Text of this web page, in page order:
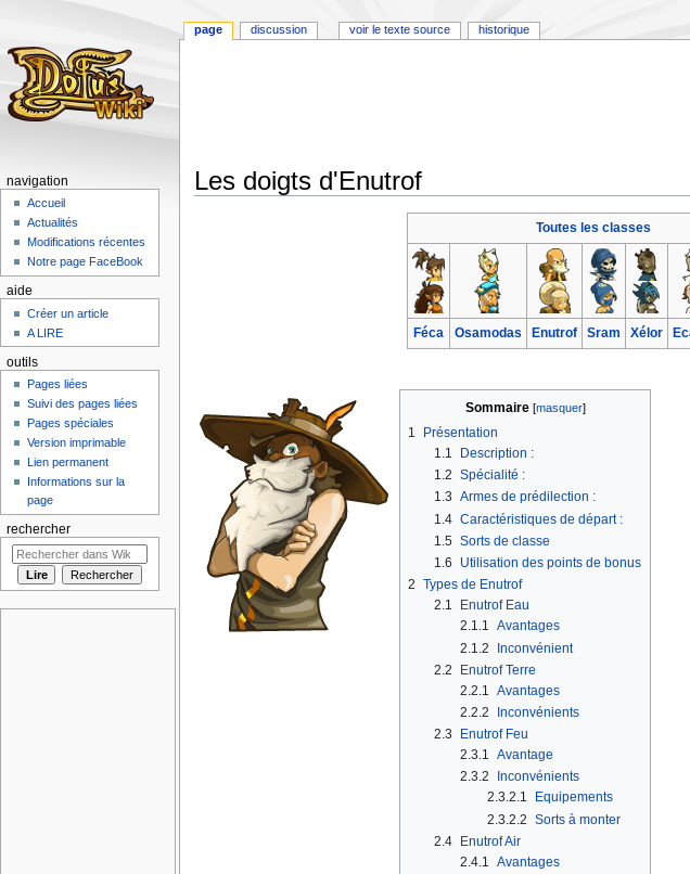
Les doigts d'Enutrof
Toutes les classes
Féca Osamodas Enutrof Sram Xélor
Sommaire
1
Présentation
1.1
Description :
1.2 Spécialité :
1.3 Armes de prédilection :
1.4 Caractéristiques de départ :
1.5 Sorts de classe
1.6
Utilisation des points de bonus
2 Types de Enutrof
2.1
Enutrof Eau
2.1.1 Avantages
2.1.2
Inconvénient
2.2
Enutrof Terre
2.2.1
Avantages
2.2.2
Inconvénients
2.3
Enutrof Feu
2.3.1 Avantage
2.3.2
Inconvénients
2.3.2.1
Equipements
2.3.2.2 Sorts à monter
2.4 Enutrof Air
2.4.1
Avantages
page discussion voir le texte source historique
navigation
Accueil
Actualités
Modifications récentes
Notre page FaceBook
aide
Créer un article
A LIRE
outils
Pages liées
Suivi des pages liées
Pages spéciales
Version imprimable
Lien permanent
Informations sur la
page
rechercher